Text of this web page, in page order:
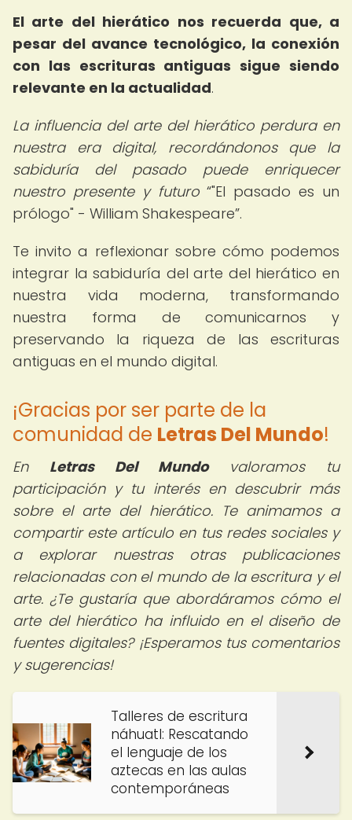
El arte del hierático nos recuerda que, a
pesar del avance tecnológico, la conexión
con las escrituras antiguas sigue siendo
relevante en la actualidad.
La influencia del arte del hierático perdura en
nuestra era digital, recordándonos que la
sabiduría del pasado puede enriquecer
nuestro presente y futuro
"El pasado es un
prólogo" - William Shakespeare .
Te invito a reflexionar sobre cómo podemos
integrar la sabiduría del arte del hierático en
nuestra vida moderna, transformando
nuestra forma de comunicarnos y
preservando la riqueza de las escrituras
antiguas en el mundo digital.
¡Gracias por ser parte de la
comunidad de Letras Del Mundo!
En Letras Del Mundovaloramos tu
participación y tu interés en descubrir más
sobre el arte del hierático. Te animamos a
compartir este artículo en tus redes sociales y
a explorar nuestras otras publicaciones
relacionadas con el mundo de la escritura y el
arte. ¿Te gustaría que abordáramos cómo el
arte del hierático ha influido en el diseño de
fuentes digitales? ¡Esperamos tus comentarios
y sugerencias!
Talleres de escritura
náhuatl: Rescatando
el lenguaje de los
aztecas en las aulas
contemporáneas